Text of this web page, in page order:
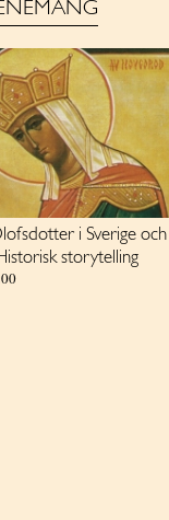
i Sverige och
storytelling